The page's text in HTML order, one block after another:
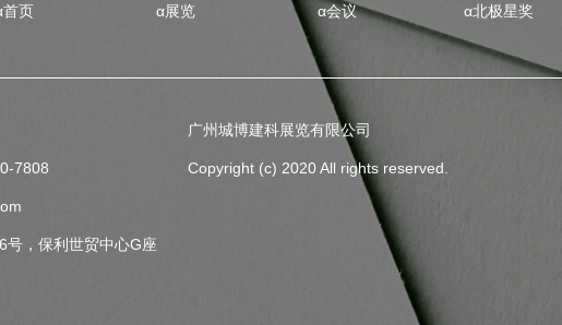
首页 α展览 α会议 α北极星奖
7808
号，保利世贸中心G座
广州城博建科展览有限公司
Copyright (c) 2020 All rights reserved.